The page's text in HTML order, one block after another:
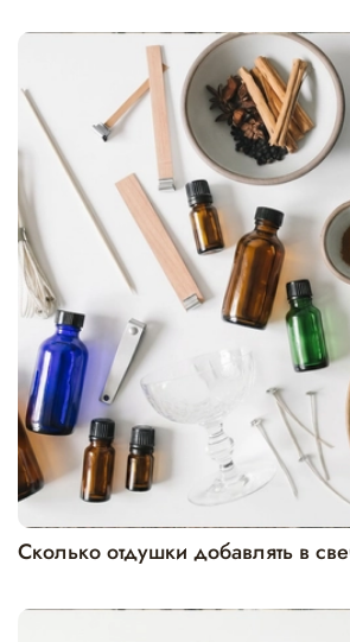
Сколько отдушки добавлять в